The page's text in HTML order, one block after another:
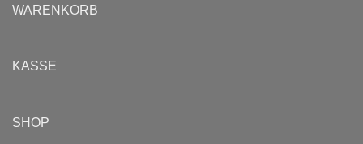
WARENKORB
KASSE
SHOP